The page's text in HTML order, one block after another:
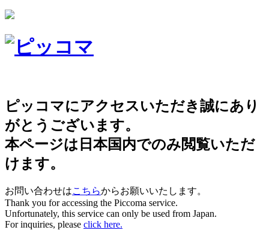
ピッコマにアクセスいただき誠にあり
がとうございます。
本ページは日本国内でのみ閲覧いただ
けます。
お問い合わせはこちらからお願いいたします。
Thank you for accessing the Piccoma service.
Unfortunately, this service can only be used from Japan.
For inquiries, please click here.